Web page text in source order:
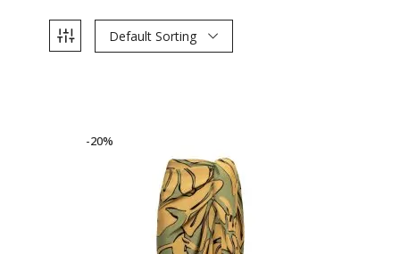
Default Sorting
-20%